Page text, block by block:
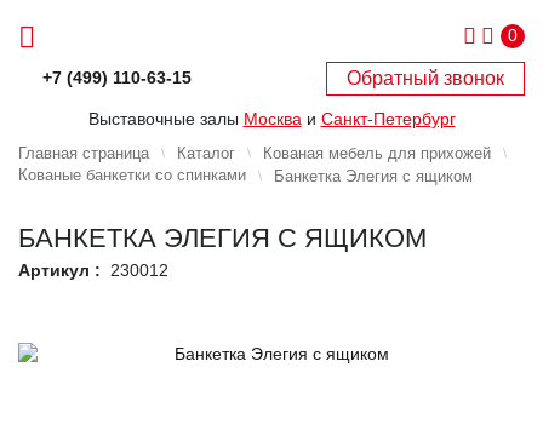
0
+7 (499) 110-63-15 Обратный звонок
Выставочные залы Москва и Санкт-Петербург
Главная страница Каталог
Кованая мебель для прихожей
Кованые банкетки со спинками
Банкетка Элегия с ящиком
БАНКЕТКА ЭЛЕГИЯ С ЯЩИКОМ
Артикул : 230012